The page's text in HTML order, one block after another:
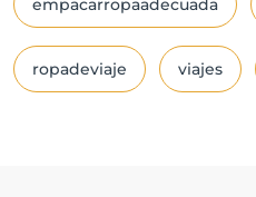
empacarropaadecuada
ropadeviaje viajes